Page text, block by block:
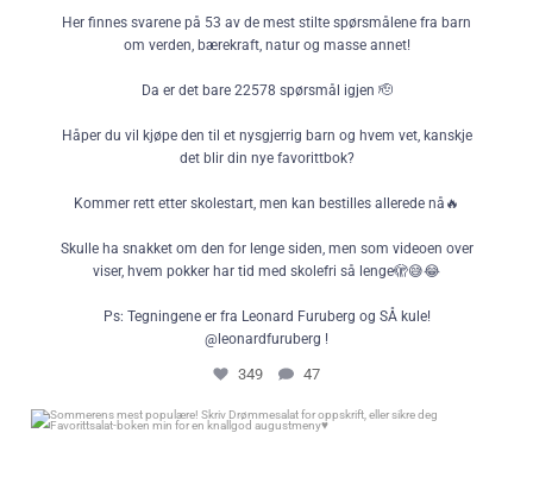
Her finnes svarene på 53 av de mest stilte spørsmålene fra barn
om verden, bærekraft, natur og masse annet!
Da er det bare 22578 spørsmål igjen 🫡
Håper du vil kjøpe den til et nysgjerrig barn og hvem vet, kanskje
det blir din nye favorittbok?
Kommer rett etter skolestart, men kan bestilles allerede nå🔥
Skulle ha snakket om den for lenge siden, men som videoen over
viser, hvem pokker har tid med skolefri så lenge🫣😅😂
Ps: Tegningene er fra Leonard Furuberg og SÅ kule!
@leonardfuruberg !
349 47
Sommerens mest populære! Skriv Drømmesalat for oppskrift, eller sikre
deg Favorittsalat-boken min for en knallgod augustmeny♥️